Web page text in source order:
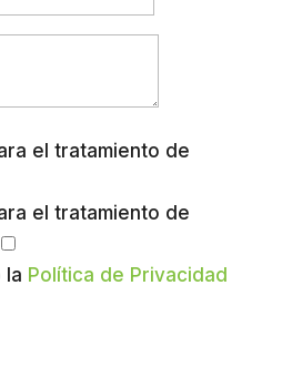
el tratamiento de
el tratamiento de
la Política de Privacidad